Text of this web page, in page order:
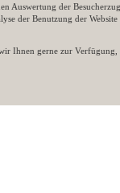
Auswertung der
der Benutzung der
Ihnen gerne zur